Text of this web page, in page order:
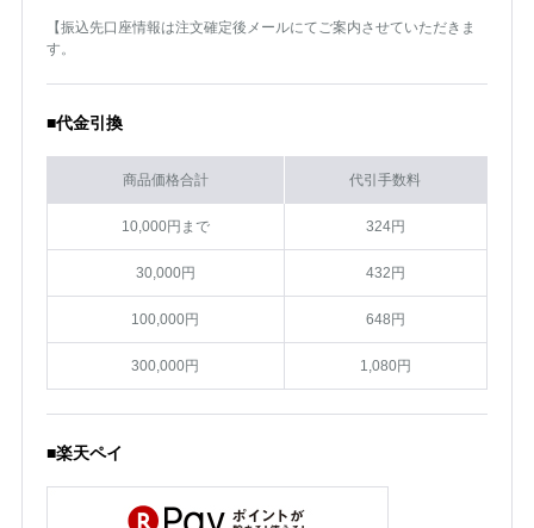
【振込先口座情報は注文確定後メールにてご案内させていただきま
す。
■代金引換
商品価格合計 代引手数料
10,000円まで 324円
30,000円 432円
100,000円 648円
300,000円 1,080円
■楽天ペイ